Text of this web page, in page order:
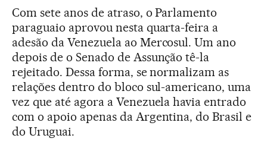
Com sete anos de atraso, o Parlamento
paraguaio aprovou nesta quarta-feira a
adesão da Venezuela ao Mercosul. Um ano
depois de o Senado de Assunção tê-la
rejeitado. Dessa forma, se normalizam as
relações dentro do bloco sul-americano, uma
vez que até agora a Venezuela havia entrado
com o apoio apenas da Argentina, do Brasil e
do Uruguai.